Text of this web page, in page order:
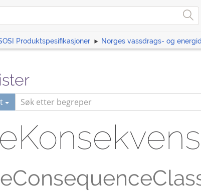
Produktspesifikasjoner Norges vassdrags- og